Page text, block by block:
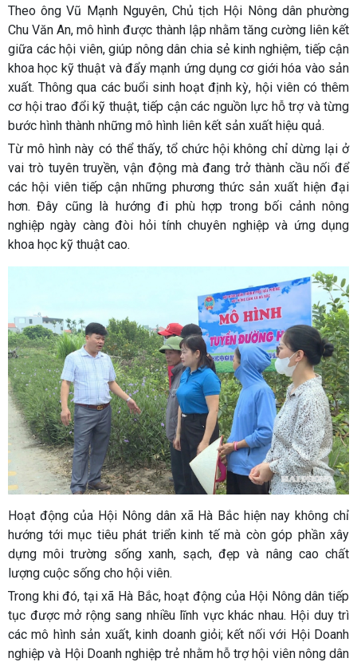
Theo ông Vũ Mạnh Nguyên, Chủ tịch Hội Nông dân phường
Chu Văn An, mô hình được thành lập nhằm tăng cường liên kết
giữa các hội viên, giúp nông dân chia sẻ kinh nghiệm, tiếp cận
khoa học kỹ thuật và đẩy mạnh ứng dụng cơ giới hóa vào sản
xuất. Thông qua các buổi sinh hoạt định kỳ, hội viên có thêm
cơ hội trao đổi kỹ thuật, tiếp cận các nguồn lực hỗ trợ và từng
bước hình thành những mô hình liên kết sản xuất hiệu quả.
Từ mô hình này có thể thấy, tổ chức hội không chỉ dừng lại ở
vai trò tuyên truyền, vận động mà đang trở thành cầu nối để
các hội viên tiếp cận những phương thức sản xuất hiện đại
hơn. Đây cũng là hướng đi phù hợp trong bối cảnh nông
nghiệp ngày càng đòi hỏi tính chuyên nghiệp và ứng dụng
khoa học kỹ thuật cao.
Hoạt động của Hội Nông dân xã Hà Bắc hiện nay không chỉ
hướng tới mục tiêu phát triển kinh tế mà còn góp phần xây
dựng môi trường sống xanh, sạch, đẹp và nâng cao chất
lượng cuộc sống cho hội viên.
Trong khi đó, tại xã Hà Bắc, hoạt động của Hội Nông dân tiếp
tục được mở rộng sang nhiều lĩnh vực khác nhau. Hội duy trì
các mô hình sản xuất, kinh doanh giỏi; kết nối với Hội Doanh
nghiệp và Hội Doanh nghiệp trẻ nhằm hỗ trợ hội viên nông dân